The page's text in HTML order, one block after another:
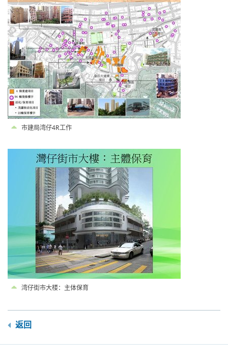
市建局湾仔4R工作
湾仔街市大楼：主体保育
返回